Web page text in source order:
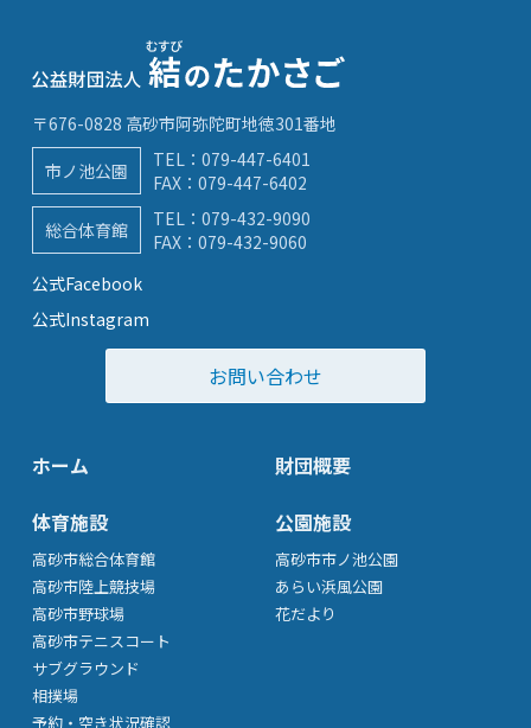
〒676-0828 高砂市阿弥陀町地徳301番地
市ノ池公園
TEL： 079-447-6401
FAX：079-447-6402
総合体育館
TEL： 079-432-9090
FAX：079-432-9060
公式Facebook
公式Instagram
お問い合わせ
ホーム
財団概要
体育施設
高砂市総合体育館
高砂市陸上競技場
高砂市野球場
高砂市テニスコート
サブグラウンド
相撲場
予約・空き状況確認
公園施設
高砂市市ノ池公園
あらい浜風公園
花だより